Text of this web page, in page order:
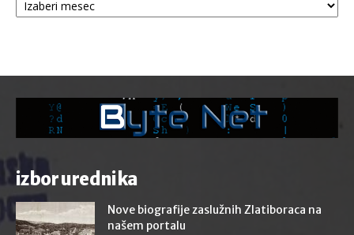
izbor urednika
Nove biografije zaslužnih Zlatiboraca na
našem portalu